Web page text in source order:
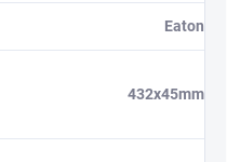
Eaton
432x45mm